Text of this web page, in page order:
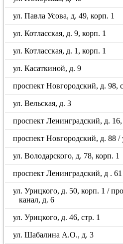
ул. Павла Усова, д. 49, корп. 1
ул. Котласская, д. 9, корп. 1
ул. Котласская, д. 1, корп. 1
ул. Касаткиной, д. 9
проспект Новгородский, д. 98,
ул. Вельская, д. 3
проспект Ленинградский, д. 16,
проспект Новгородский, д. 88 /
ул. Володарского, д. 78, корп. 1
проспект Ленинградский, д . 61
ул. Урицкого, д. 50, корп. 1 /
канал, д. 6
ул. Урицкого, д. 46, стр. 1
ул. Шабалина А.О., д. 3